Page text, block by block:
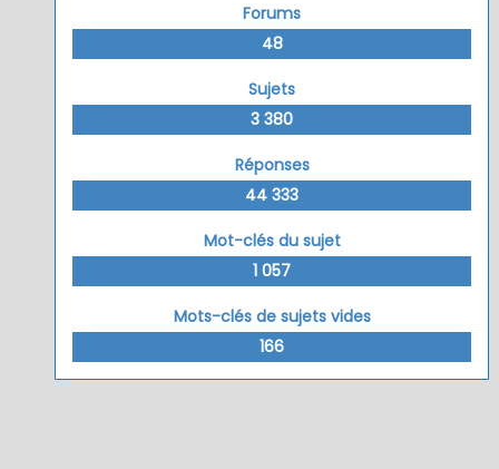
Forums
48
Sujets
3 380
Réponses
44 333
Mot-clés du sujet
1 057
Mots-clés de sujets vides
166